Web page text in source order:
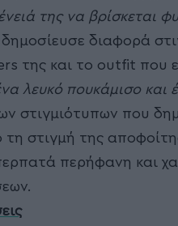
της να βρίσκεται
διαφορά
της και το outfit που
λευκό πουκάμισο και
στιγμιότυπων που
στιγμή της
περήφανη και